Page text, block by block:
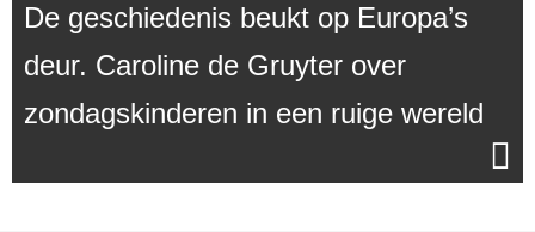
De geschiedenis beukt op Europa’s
deur. Caroline de Gruyter over
zondagskinderen in een ruige wereld